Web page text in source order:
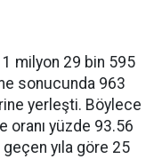
milyon 29 bin 595
sonucunda 963
yerleşti. Böylece
oranı yüzde 93.56
yıla göre 25